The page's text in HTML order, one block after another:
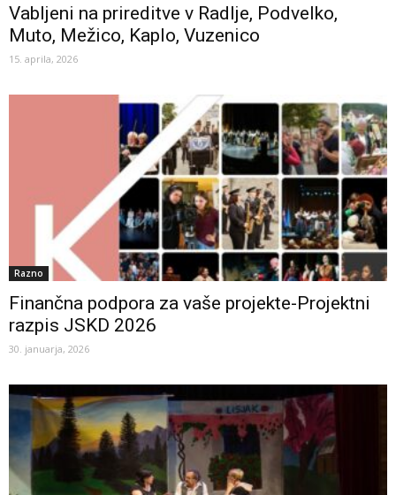
Vabljeni na prireditve v Radlje, Podvelko,
Muto, Mežico, Kaplo, Vuzenico
15. aprila, 2026
Razno
Finančna podpora za vaše projekte-Projektni
razpis JSKD 2026
30. januarja, 2026